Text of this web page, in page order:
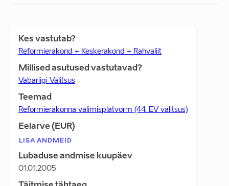
Kes vastutab?
Reformierakond + Keskerakond + Rahvaliit
Millised asutused vastutavad?
Vabariigi Valitsus
Teemad
Reformierakonna valimisplatvorm (44. EV valitsus)
Eelarve (EUR)
LISA ANDMEID
Lubaduse andmise kuupäev
01.01.2005